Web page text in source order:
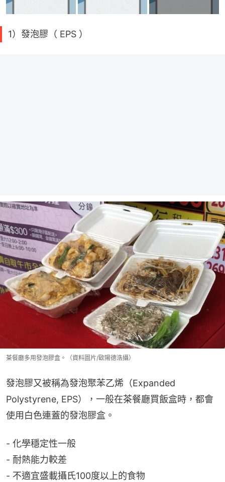
1）發泡膠（ EPS ）
茶餐廳多用發泡膠盒。（資料圖片/歐陽德浩攝）
發泡膠又被稱為發泡聚苯乙烯（Expanded
Polystyrene, EPS），一般在茶餐廳買飯盒時，都會
使用白色連蓋的發泡膠盒。
- 化學穩定性一般
- 耐熱能力較差
- 不適宜盛載攝氏100度以上的食物